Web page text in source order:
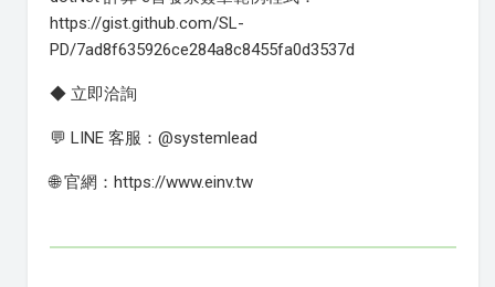
https://gist.github.com/SL-
PD/7ad8f635926ce284a8c8455fa0d3537d
◆ 立即洽詢
💬 LINE 客服：@systemlead
🌐 官網：https://www.einv.tw